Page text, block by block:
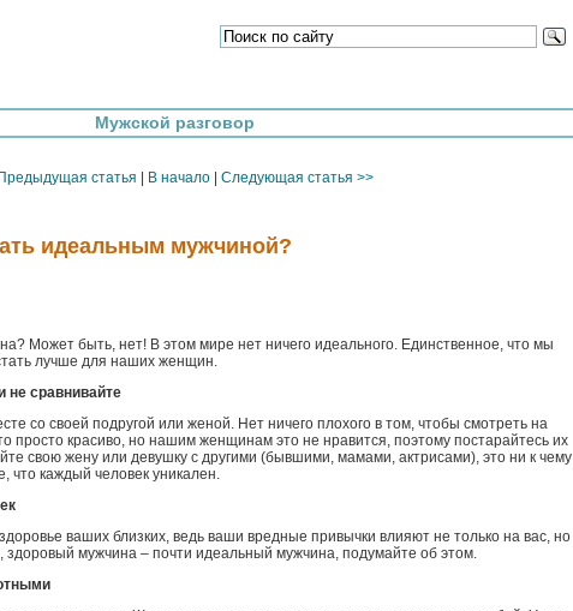
Мужской разговор
статья В начало| Следующая статья >>
идеальным мужчиной?
Может быть, нет! В этом мире нет ничего идеального. Единственное, что мы
лучше для наших женщин.
не сравнивайте
со своей подругой или женой. Нет ничего плохого в том, чтобы смотреть на
просто красиво, но нашим женщинам это не нравится, поэтому постарайтесь их
свою жену или девушку с другими (бывшими, мамами, актрисами), это ни к чему
что каждый человек уникален.
ваших близких, ведь ваши вредные привычки влияют не только на вас, но
мужчина – почти идеальный мужчина, подумайте об этом.